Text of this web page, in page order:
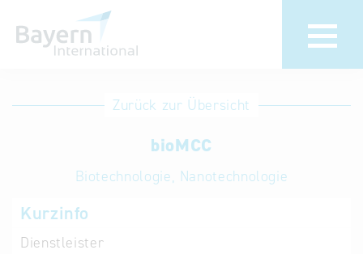
Anmeldung
anmelden
Eintrag
löschen
Aktualisieren
Zurück zur Übersicht
bioMCC
Biotechnologie, Nanotechnologie
Kurzinfo
Dienstleister